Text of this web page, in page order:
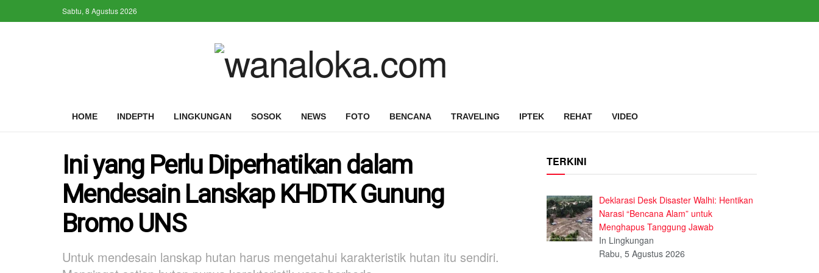
Sabtu, 8 Agustus 2026
HOME INDEPTH LINGKUNGAN SOSOK NEWS FOTO BENCANA TRAVELING IPTEK REHAT VIDEO
Ini yang Perlu Diperhatikan dalam
Mendesain Lanskap KHDTK Gunung
Bromo UNS
Untuk mendesain lanskap hutan harus mengetahui karakteristik hutan itu sendiri.
TERKINI
Deklarasi Desk Disaster Walhi: Hentikan
Narasi “Bencana Alam” untuk
Menghapus Tanggung Jawab
In Lingkungan
Rabu, 5 Agustus 2026